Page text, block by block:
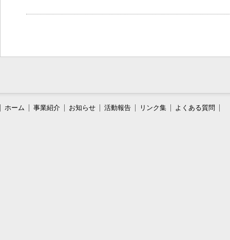
ホーム 事業紹介 お知らせ 活動報告 リンク集 よくある質問